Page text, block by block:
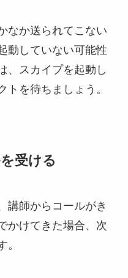
なか送られてこない
動していない可能性
、スカイプを起動し
トを待ちましょう。
受ける
講師からコールがき
かけてきた場合、次
。